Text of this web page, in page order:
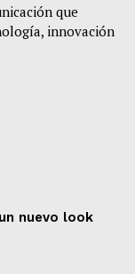
que
innovación
nuevo look